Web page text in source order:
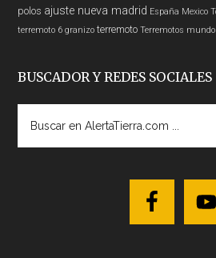
polos ajuste nueva madrid España Mexico
terremoto 6 granizo terremoto Terremotos mundo
BUSCADOR Y REDES SOCIALES
AlertaTierra.com